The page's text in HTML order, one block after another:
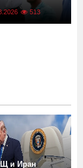
513
и Иран